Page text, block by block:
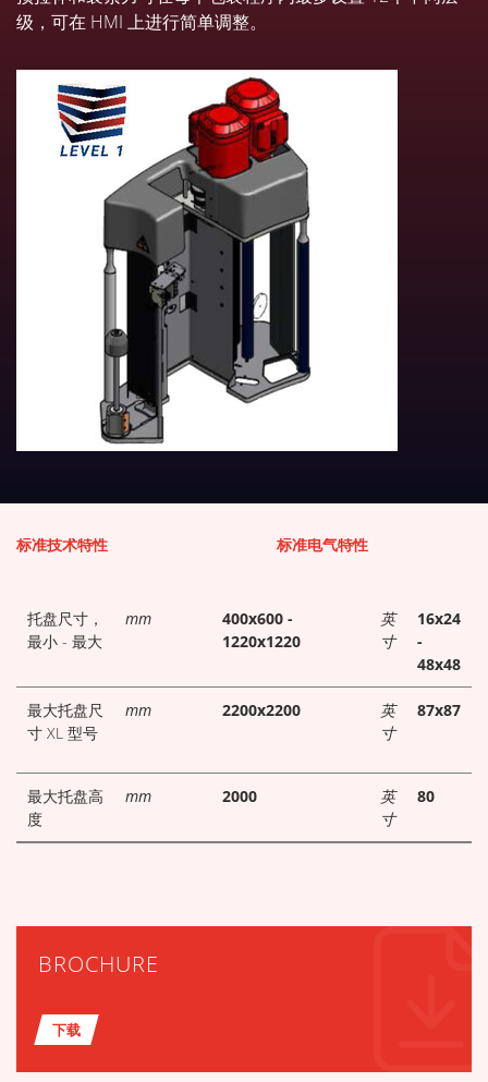
级，可在 HMI 上进行简单调整。
下载技术表
标准技术特性 标准电气特性
托盘尺寸，
最小 - 最大
mm
400x600 -
1220x1220
英
寸
16x24
-
48x48
最大托盘尺
寸 XL 型号
mm 2200x2200
英
寸
87x87
最大托盘高
度
mm 2000
英
寸
80
BROCHURE
下载